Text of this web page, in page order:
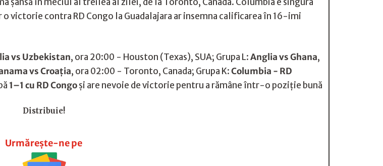
victorie contra RD Congo la Guadalajara ar insemna calificarea în 16-imi
vs Uzbekistan, ora 20:00 - Houston (Texas), SUA; Grupa L:Anglia vs Ghana,
vs Croaţia, ora 02:00 - Toronto, Canada; Grupa K:Columbia - RD
1–1 cu RD Congoși are nevoie de victorie pentru a rămâne într-o poziție bună
Distribuie!
Urmărește-ne pe